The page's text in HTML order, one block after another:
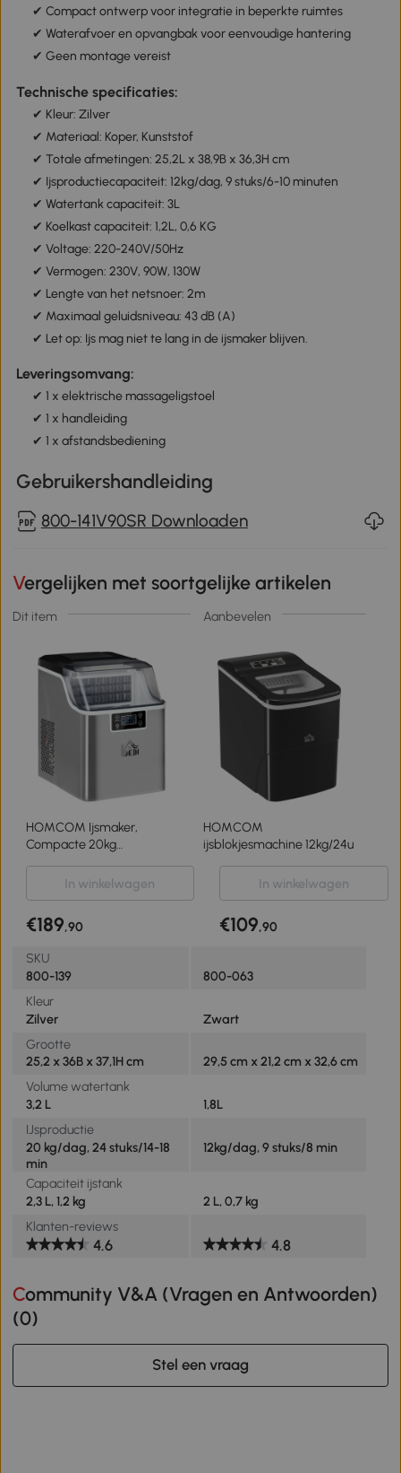
✔ Compact ontwerp voor integratie in beperkte ruimtes
✔ Waterafvoer en opvangbak voor eenvoudige hantering
✔ Geen montage vereist
Technische specificaties:
✔ Kleur: Zilver
✔ Materiaal: Koper, Kunststof
✔ Totale afmetingen: 25,2L x 38,9B x 36,3H cm
✔ Ijsproductiecapaciteit: 12kg/dag, 9 stuks/6-10 minuten
✔ Watertank capaciteit: 3L
✔ Koelkast capaciteit: 1,2L, 0,6 KG
✔ Voltage: 220-240V/50Hz
✔ Vermogen: 230V, 90W, 130W
✔ Lengte van het netsnoer: 2m
✔ Maximaal geluidsniveau: 43 dB (A)
✔ Let op: Ijs mag niet te lang in de ijsmaker blijven.
Leveringsomvang:
✔ 1 x elektrische massageligstoel
✔ 1 x handleiding
✔ 1 x afstandsbediening
Gebruikershandleiding
800-141V90SR Downloaden
Vergelijken met soortgelijke artikelen
Dit item Aanbevelen
HOMCOM Ijsmaker,
Compacte 20kg
Zelfreinigende Functie voor
Huisgebruik, Zilver
HOMCOM
ijsblokjesmachine 12kg/24u
In winkelwagen In winkelwagen
€189,90 €109,90
SKU
800-139
800-063
Kleur
Zilver
Zwart
Grootte
25,2 x 36B x 37,1H cm
29,5 cm x 21,2 cm x 32,6 cm
Volume watertank
3,2 L
1,8L
IJsproductie
20 kg/dag, 24 stuks/14-18
min
12kg/dag, 9 stuks/8 min
Capaciteit ijstank
2,3 L, 1,2 kg
2 L, 0,7 kg
Klanten-reviews
4.6 4.8
Community V&A (Vragen en Antwoorden)
(0)
Stel een vraag